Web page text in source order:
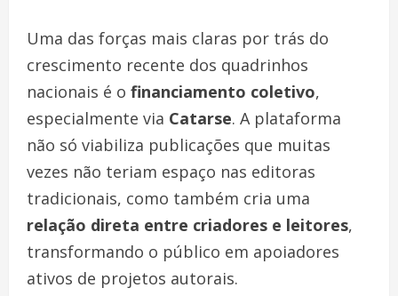
Uma das forças mais claras por trás do
crescimento recente dos quadrinhos
nacionais é o financiamento coletivo,
especialmente via Catarse. A plataforma
não só viabiliza publicações que muitas
vezes não teriam espaço nas editoras
tradicionais, como também cria uma
relação direta entre criadores e leitores,
transformando o público em apoiadores
ativos de projetos autorais.